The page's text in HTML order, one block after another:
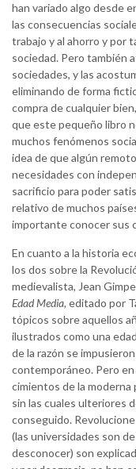
han variado algo desde
las consecuencias
trabajo y al ahorro y por
sociedad. Pero también
sociedades, y las
eliminando de forma
compra de cualquier
que este pequeño libro
muchos fenómenos
idea de que algún
necesidades con
sacrificio para poder
relativo de muchos
importante conocer sus
En cuanto a la historia
los dos sobre la
medievalista, Jean
Edad Media, editado por
tópicos sobre aquellos
ilustrados como una
de la razón se
contemporáneo. Pero
cimientos de la moderna
sin las cuales ulteriores
conseguido.
(las universidades son
desconocer) son